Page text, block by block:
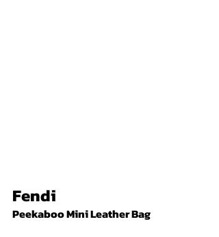
Fendi
Peekaboo Mini Leather Bag